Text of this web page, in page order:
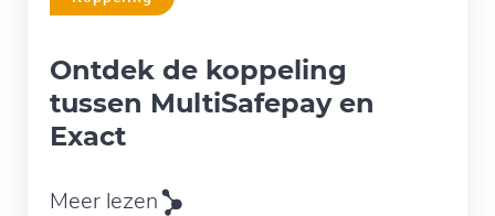
Ontdek de koppeling
tussen MultiSafepay en
Exact
Meer lezen